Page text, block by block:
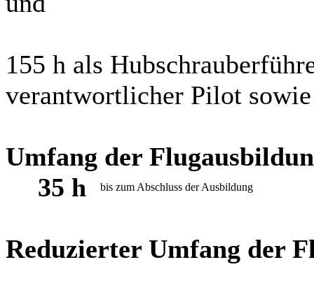
155 h als
verantwortlicher Pilot
Umfang der
35 h
bis zum Abschluss der Ausbildung
Reduzierter Umfang der